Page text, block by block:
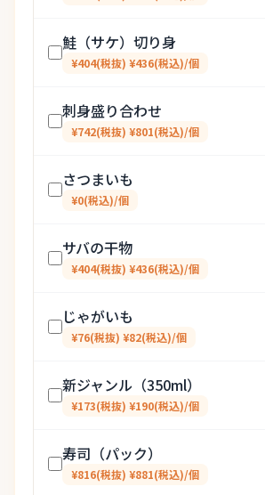
鮭（サケ）切り身
¥404(税抜) ¥436(税込)/個
刺身盛り合わせ
¥742(税抜) ¥801(税込)/個
さつまいも
¥0(税込)/個
サバの干物
¥404(税抜) ¥436(税込)/個
じゃがいも
¥76(税抜) ¥82(税込)/個
新ジャンル（350ml）
¥173(税抜) ¥190(税込)/個
寿司（パック）
¥816(税抜) ¥881(税込)/個